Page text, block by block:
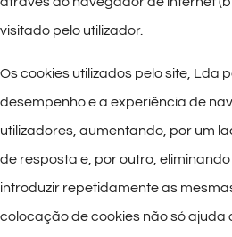
visitado pelo utilizador.
Os cookies utilizados pelo site, Lda
desempenho e a experiência de
utilizadores, aumentando, por um
de resposta e, por outro,
introduzir repetidamente as
colocação de cookies não só ajuda